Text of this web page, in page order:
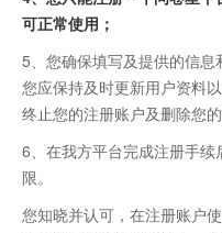
可正常使用；
5、您确保填写及提供的信息
您应保持及时更新用户资料
终止您的注册账户及删除您
6、在我方平台完成注册手
限。
您知晓并认可，在注册账户